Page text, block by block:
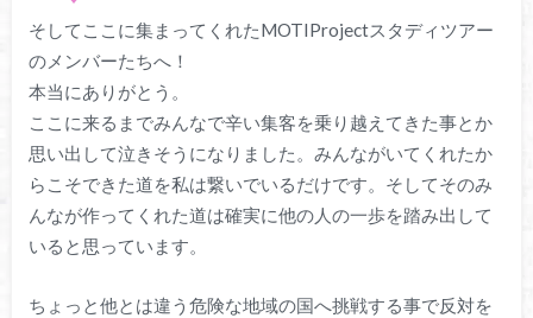
そしてここに集まってくれたMOTIProjectスタディツアー
のメンバーたちへ！
本当にありがとう。
ここに来るまでみんなで辛い集客を乗り越えてきた事とか
思い出して泣きそうになりました。みんながいてくれたか
らこそできた道を私は繋いでいるだけです。そしてそのみ
んなが作ってくれた道は確実に他の人の一歩を踏み出して
いると思っています。
ちょっと他とは違う危険な地域の国へ挑戦する事で反対を